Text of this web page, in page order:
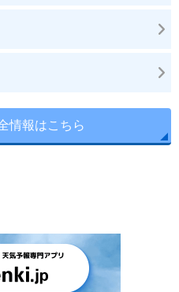
情報はこちら